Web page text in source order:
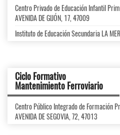
Centro Privado de Educación Infantil
AVENIDA DE GIJÓN, 17, 47009
Instituto de Educación Secundaria LA
Ciclo Formativo
Mantenimiento Ferroviario
Centro Público Integrado de Formación
AVENIDA DE SEGOVIA, 72, 47013